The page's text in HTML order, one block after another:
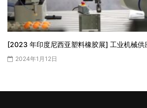
[2023 年印度尼西亚塑料橡胶展] 工业机械供
2024年1月12日